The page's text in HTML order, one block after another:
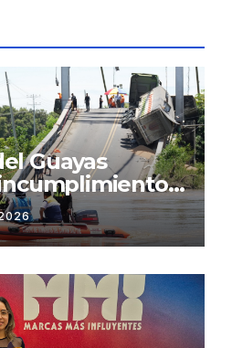
Guayas
la
CONORTE y
en
puente
Cornejo, en